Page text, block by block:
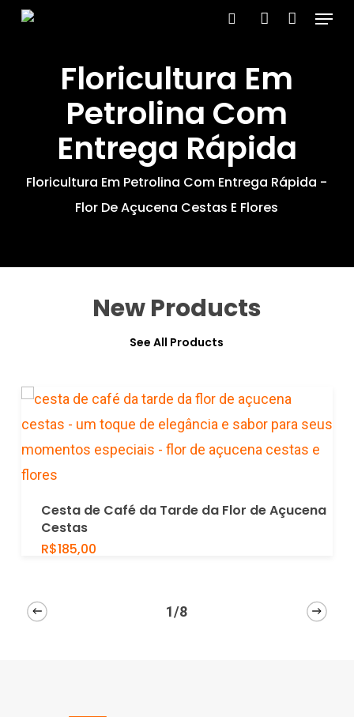
Skip
Menu
Floricultura Em
Petrolina Com
Entrega Rápida
Floricultura Em Petrolina Com Entrega Rápida -
Flor De Açucena Cestas E Flores
New Products
See All Products
Add To Cart
Cesta de Café da Tarde da Flor de Açucena
Cestas
R$185,00
1/8